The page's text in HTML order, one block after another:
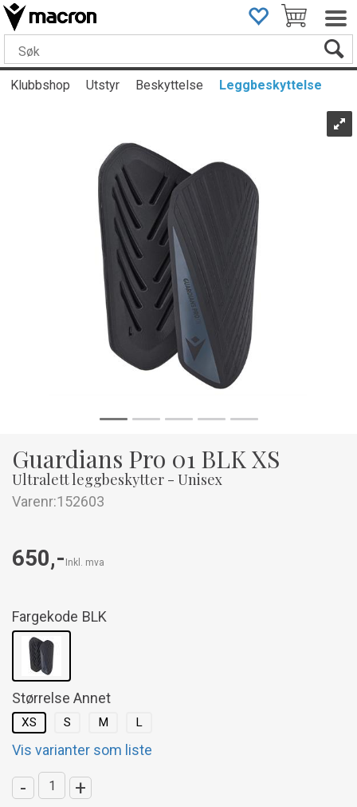
Klubbshop Utstyr Beskyttelse Leggbeskyttelse
Guardians Pro 01 BLK XS
Ultralett leggbeskytter - Unisex
Varenr:152603
650,- Inkl. mva
Fargekode BLK
Størrelse Annet
XS S M L
Vis varianter som liste
- +